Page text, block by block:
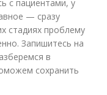
с пациентами, у
— сразу
стадиях проблему
Запишитесь на
в
сохранить